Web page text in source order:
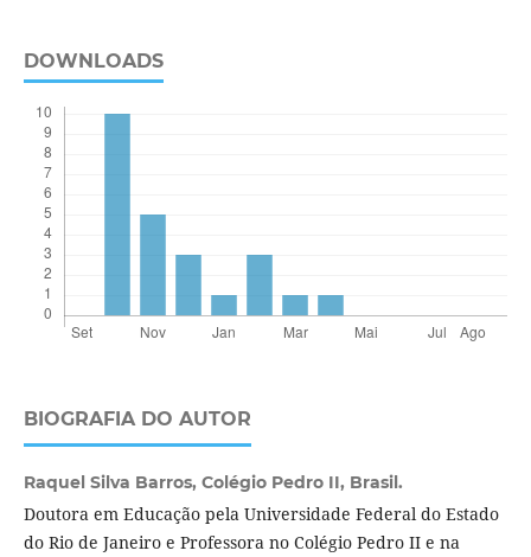
DOWNLOADS
BIOGRAFIA DO AUTOR
Raquel Silva Barros, Colégio Pedro II, Brasil.
Doutora em Educação pela Universidade Federal do Estado
do Rio de Janeiro e Professora no Colégio Pedro II e na